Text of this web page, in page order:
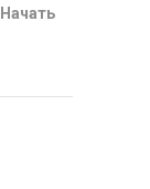
Начать